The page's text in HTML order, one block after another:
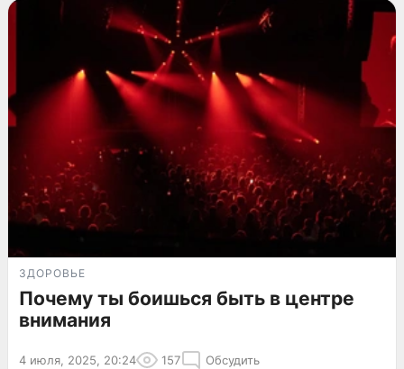
ЗДОРОВЬЕ
Почему ты боишься быть в центре
внимания
4 июля, 2025, 20:24 157 Обсудить